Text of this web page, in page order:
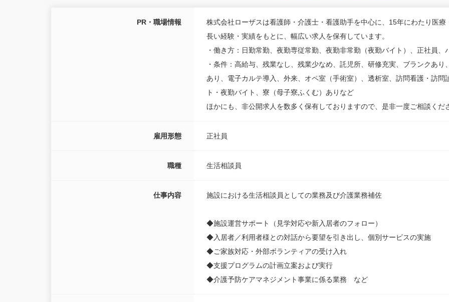
PR・職場情報
株式会社ローザスは看護師・介護士・看護助手を中心に、15年にわたり医療
長い経験・実績をもとに、幅広い求人を保有しています。
・働き方：日勤常勤、夜勤専従常勤、夜勤非常勤（夜勤バイト）、正社員、
・条件：高給与、残業なし、残業少なめ、託児所、研修充実、ブランクあ
あり、電子カルテ導入、外来、オペ室（手術室）、透析室、訪問看護・訪
ト・夜勤バイト、寮（母子寮ふくむ）ありなど
ほかにも、非公開求人を数多く保有しておりますので、是非一度ご相談くだ
雇用形態 正社員
職種 生活相談員
仕事内容 施設における生活相談員としての業務及び介護業務補佐
◆施設運営サポート（見学対応や新入居者のフォロー）
◆入居者／利用者様との対話から要望を引き出し、個別サービスの実施
◆ご家族対応・外部ボランティアの受け入れ
◆支援プログラムの計画立案および実行
◆介護予防ケアマネジメント事業に係る業務 など